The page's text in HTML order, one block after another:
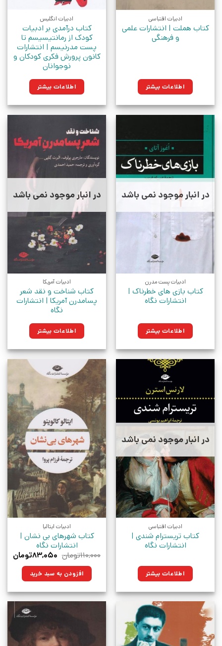
ادبیات اقتباسی
کتاب هملت | انتشارات علمی
و فرهنگی
اطلاعات بیشتر
ادبیات انگلیس
کتاب درآمدی بر ادبیات
کودک از رمانتیسیسم تا
پست مدرنیسم | انتشارات
کانون پرورش فکری کودکان و
نوجوانان
اطلاعات بیشتر
در انبار موجود نمی باشد
ادبیات پست مدرن
کتاب بازی های خطرناک |
انتشارات نگاه
اطلاعات بیشتر
در انبار موجود نمی باشد
ادبیات آمریکا
کتاب شناخت و نقد شعر
پسامدرن آمریکا | انتشارات
نگاه
اطلاعات بیشتر
در انبار موجود نمی باشد
ادبیات اقتباسی
کتاب تریسترام شندی |
انتشارات نگاه
اطلاعات بیشتر
ادبیات ایتالیا
کتاب شهرهای بی نشان |
انتشارات نگاه
۱۱۰,۰۰۰تومان قیمت
۱۱۰,۰۰۰تومان
بود.
۸۳,۰۵۰تومان
افزودن به سبد خرید